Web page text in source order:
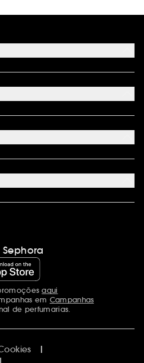
aqui
em Campanhas
de perfumarias.